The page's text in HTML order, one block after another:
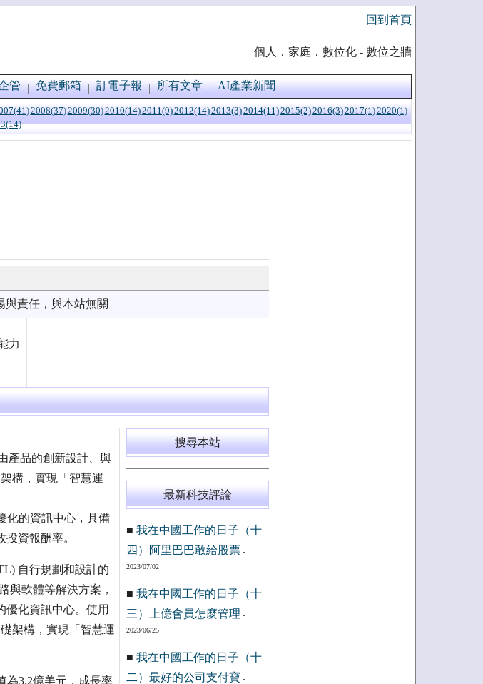
回到首頁
個人．家庭．數位化 - 數位之牆
管 免費郵箱 訂電子報 所有文章 AI產業新聞
2008(37)2009(30)2010(14)2011(9)2012(14)2013(3)2014(11)2015(2)2016(3)2017(1)2020(1)
與責任，與本站無關
力
產品的創新設計、與
構，實現「智慧運
化的資訊中心，具備
資報酬率。
自行規劃和設計的
與軟體等解決方案，
優化資訊中心。使用
架構，實現「智慧運
為3.2億美元，成長率
搜尋本站
最新科技評論
■ 我在中國工作的日子（十
四）阿里巴巴敢給股票-
2023/07/02
■ 我在中國工作的日子（十
三）上億會員怎麼管理 -
2023/06/25
■ 我在中國工作的日子（十
二）最好的公司支付寶 -